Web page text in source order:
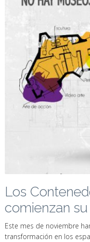
Los
comienzan
Este mes de noviembre
transformación en los